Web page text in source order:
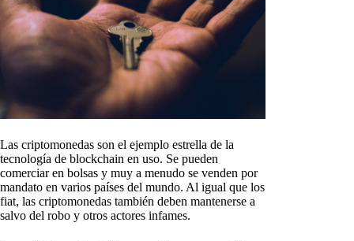
Las criptomonedas son el ejemplo estrella de la
tecnología de blockchain en uso. Se pueden
comerciar en bolsas y muy a menudo se venden por
mandato en varios países del mundo. Al igual que los
fiat, las criptomonedas también deben mantenerse a
salvo del robo y otros actores infames.